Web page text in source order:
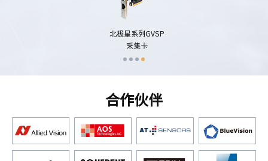
北极星系列GVSP
采集卡
合作伙伴